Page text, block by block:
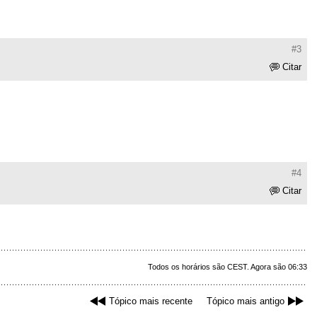
#3
Citar
#4
Citar
Todos os horários são CEST. Agora são 06:33
Tópico mais recente Tópico mais antigo